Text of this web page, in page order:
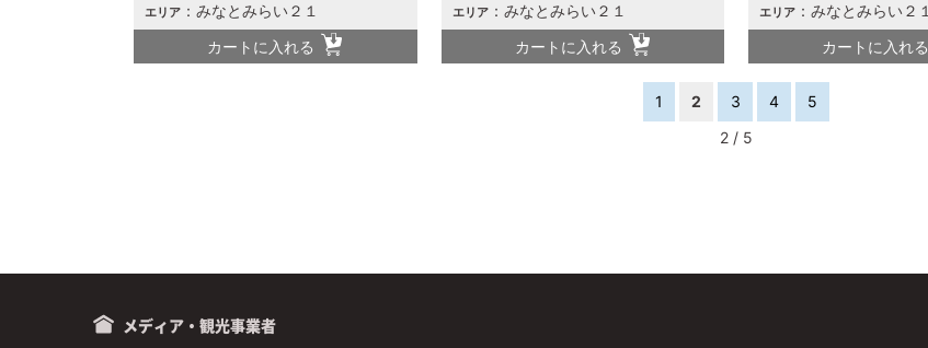
エリア ：みなとみらい２１
カートに入れる
エリア：みなとみらい２１
カートに入れる
エリア ：みなとみらい２１
カートに入れる
1 2 3 4
5
2 / 5
メディア・観光事業者